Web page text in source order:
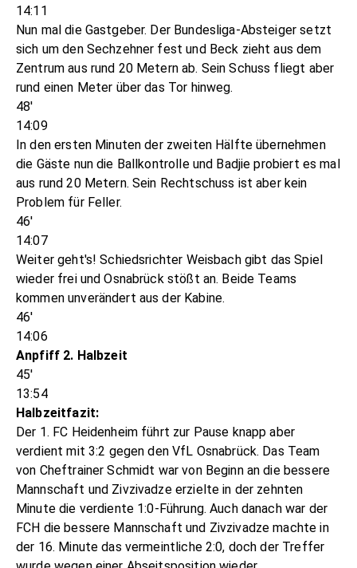
14:11
Nun mal die Gastgeber. Der Bundesliga-Absteiger setzt
sich um den Sechzehner fest und Beck zieht aus dem
Zentrum aus rund 20 Metern ab. Sein Schuss fliegt aber
rund einen Meter über das Tor hinweg.
48'
14:09
In den ersten Minuten der zweiten Hälfte übernehmen
die Gäste nun die Ballkontrolle und Badjie probiert es mal
aus rund 20 Metern. Sein Rechtschuss ist aber kein
Problem für Feller.
46'
14:07
Weiter geht's! Schiedsrichter Weisbach gibt das Spiel
wieder frei und Osnabrück stößt an. Beide Teams
kommen unverändert aus der Kabine.
46'
14:06
Anpfiff 2. Halbzeit
45'
13:54
Halbzeitfazit:
Der 1. FC Heidenheim führt zur Pause knapp aber
verdient mit 3:2 gegen den VfL Osnabrück. Das Team
von Cheftrainer Schmidt war von Beginn an die bessere
Mannschaft und Zivzivadze erzielte in der zehnten
Minute die verdiente 1:0-Führung. Auch danach war der
FCH die bessere Mannschaft und Zivzivadze machte in
der 16. Minute das vermeintliche 2:0, doch der Treffer